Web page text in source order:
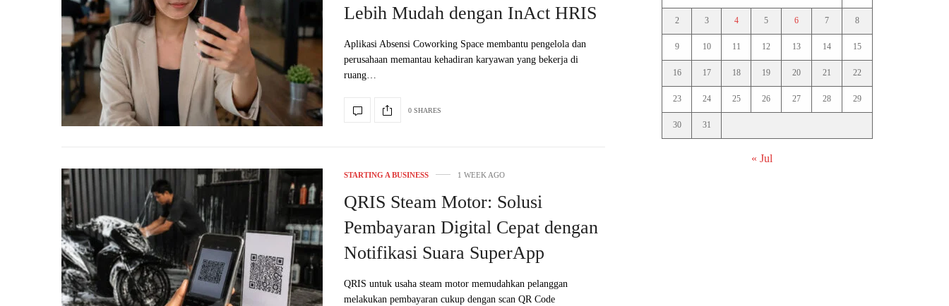
Lebih Mudah dengan InAct HRIS
Aplikasi Absensi Coworking Space membantu pengelola dan
perusahaan memantau kehadiran karyawan yang bekerja di
ruang…
0 SHARES
STARTING A BUSINESS 1 WEEK AGO
QRIS Steam Motor: Solusi
Pembayaran Digital Cepat dengan
Notifikasi Suara SuperApp
QRIS untuk usaha steam motor memudahkan pelanggan
melakukan pembayaran cukup dengan scan QR Code
2 3 4 5 6 7 8
9 10 11 12 13 14 15
16 17 18 19 20 21 22
23 24 25 26 27 28 29
30 31
« Jul